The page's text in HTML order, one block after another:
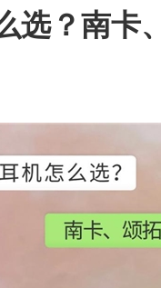
选？南卡